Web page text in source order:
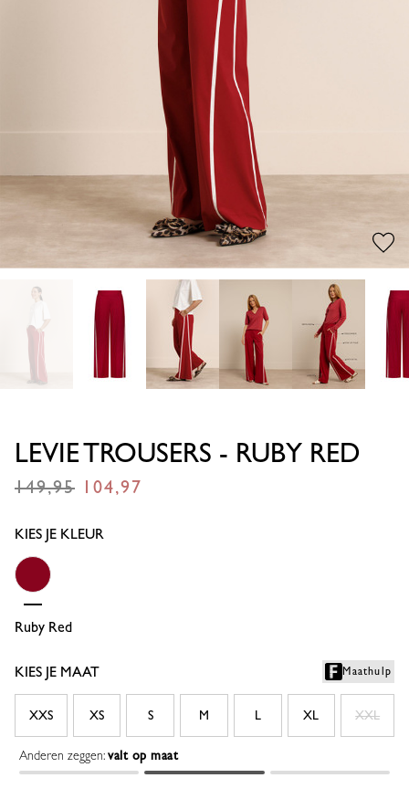
LEVIE TROUSERS - RUBY RED
149,95 104,97
KIES JE KLEUR
Ruby Red
KIES JE MAAT Maathulp
XXS XS S M L XL XXL
Anderen zeggen:valt op maat